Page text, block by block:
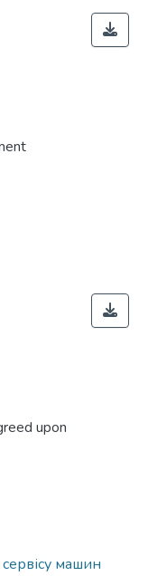
upon
сервісу машин